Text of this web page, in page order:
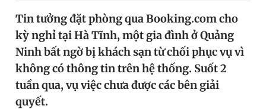
Video Magazine
Sản phẩm khác
Tiện ích Bạn cần biết
Tin tưởng đặt phòng qua Booking.com cho
kỳ nghỉ tại Hà Tĩnh, một gia đình ở Quảng
Ninh bất ngờ bị khách sạn từ chối phục vụ vì
không có thông tin trên hệ thống. Suốt 2
tuần qua, vụ việc chưa được các bên giải
quyết.